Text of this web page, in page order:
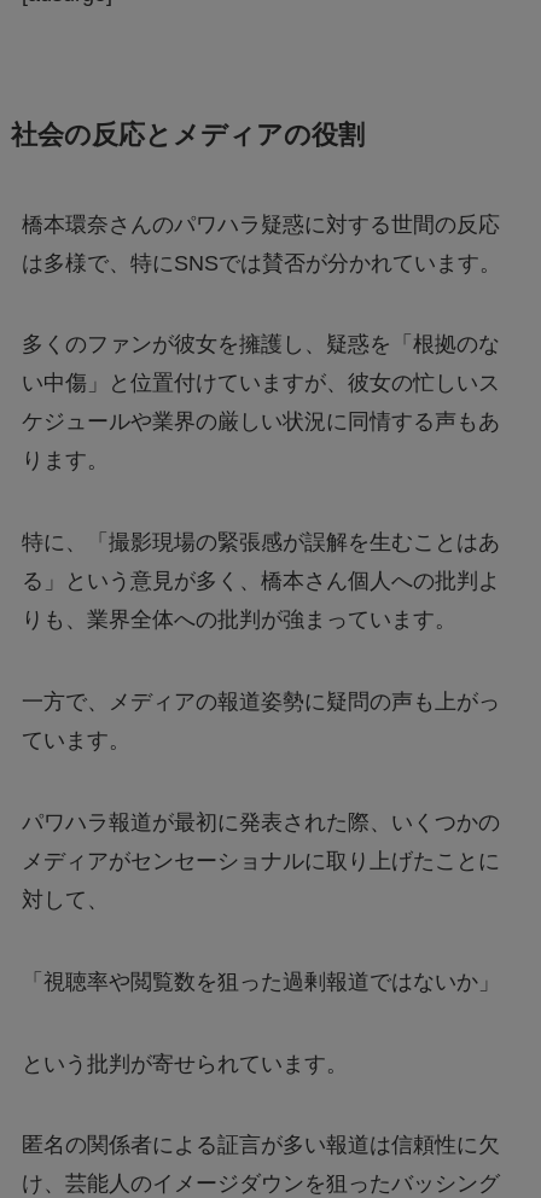
社会の反応とメディアの役割
橋本環奈さんのパワハラ疑惑に対する世間の反応
は多様で、特にSNSでは賛否が分かれています。
多くのファンが彼女を擁護し、疑惑を「根拠のな
い中傷」と位置付けていますが、彼女の忙しいス
ケジュールや業界の厳しい状況に同情する声もあ
ります。
特に、「撮影現場の緊張感が誤解を生むことはあ
る」という意見が多く、橋本さん個人への批判よ
りも、業界全体への批判が強まっています。
一方で、メディアの報道姿勢に疑問の声も上がっ
ています。
パワハラ報道が最初に発表された際、いくつかの
メディアがセンセーショナルに取り上げたことに
対して、
「視聴率や閲覧数を狙った過剰報道ではないか」
という批判が寄せられています。
匿名の関係者による証言が多い報道は信頼性に欠
け、芸能人のイメージダウンを狙ったバッシング